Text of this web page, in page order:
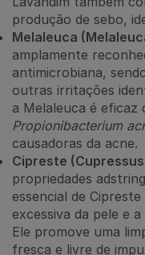
produção de sebo,
Melaleuca
amplamente
antimicrobiana,
outras irritações
a Melaleuca é
Propionibacterium
causadoras da acne.
Cipreste
propriedades
essencial de
excessiva da pele e
Ele promove uma
fresca e livre de